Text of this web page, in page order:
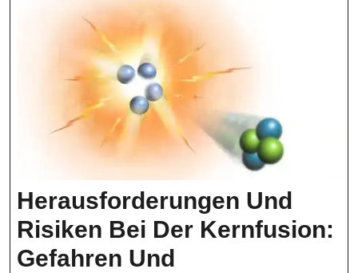
Herausforderungen Und
Risiken Bei Der Kernfusion:
Gefahren Und